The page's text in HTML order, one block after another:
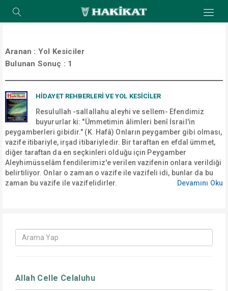
Aranan : Yol Kesiciler
Bulunan Sonuç : 1
HİDAYET REHBERLERİ VE YOL KESİCİLER
Resulullah -sallallahu aleyhi ve sellem- Efendimiz
buyururlar ki: "Ümmetimin âlimleri benî İsrail'in
peygamberleri gibidir." (K. Hafâ) Onların peygamber gibi olması,
vazife itibariyle, irşad itibariyledir. Bir taraftan en efdal ümmet,
diğer taraftan da en seçkinleri olduğu için Peygamber
Aleyhimüsselâm fendilerimiz'e verilen vazifenin onlara verildiği
belirtiliyor. Onlar o zaman o vazife ile vazifeli idi, bunlar da bu
zaman bu vazife ile vazifelidirler.
Devamını Oku
Allah Celle Celaluhu